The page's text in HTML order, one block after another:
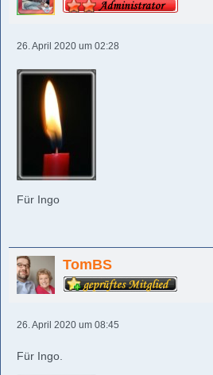
26. April 2020 um 02:28
Für Ingo
TomBS
26. April 2020 um 08:45
Für Ingo.